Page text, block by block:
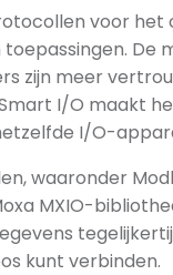
voor
De
zijn meer
I/O maakt
I/O-
waaronder
MXIO-
kunt verbinden.